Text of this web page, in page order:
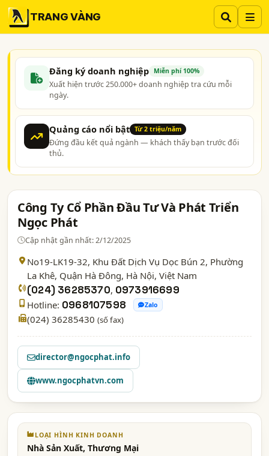
TRANG VÀNG
Đăng ký doanh nghiệp Miễn phí 100%
Xuất hiện trước 250.000+ doanh nghiệp tra cứu mỗi
ngày.
Quảng cáo nổi bật Từ 2 triệu/năm
Đứng đầu kết quả ngành — khách thấy bạn trước đối
thủ.
Công Ty Cổ Phần Đầu Tư Và Phát Triển
Ngọc Phát
Cập nhật gần nhất: 2/12/2025
No19-LK19-32, Khu Đất Dịch Vụ Dọc Bún 2, Phường
La Khê, Quận Hà Đông, Hà Nội, Việt Nam
(024) 36285370, 0973916699
Hotline: 0968107598 Zalo
(024) 36285430 (số fax)
director@ngocphat.info
www.ngocphatvn.com
LOẠI HÌNH KINH DOANH
Nhà Sản Xuất, Thương Mại